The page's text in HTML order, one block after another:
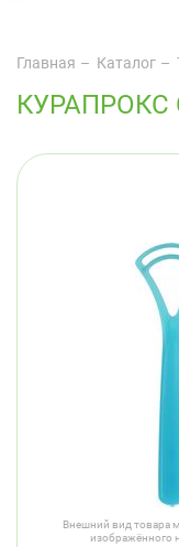
Главная Каталог
Внешний вид товара
изображённого